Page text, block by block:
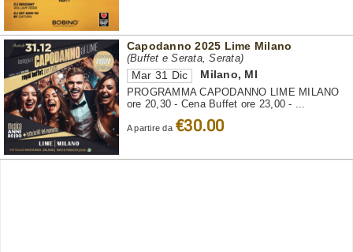
Capodanno 2025 Lime Milano
(Buffet e Serata, Serata)
Mar 31 Dic Milano, MI
PROGRAMMA CAPODANNO LIME MILANO
ore 20,30 - Cena Buffet ore 23,00 - ...
A partire da €30.00